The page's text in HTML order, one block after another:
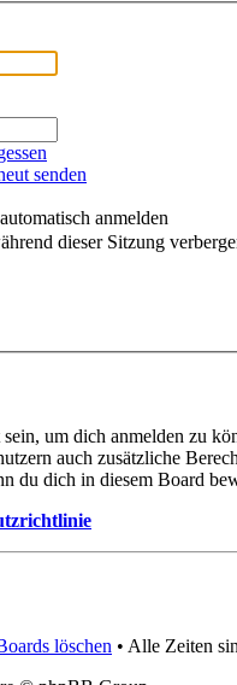
senden
anmelden
dieser Sitzung
um dich anmelden zu
auch zusätzliche
du dich in diesem Board
löschen • Alle Zeiten